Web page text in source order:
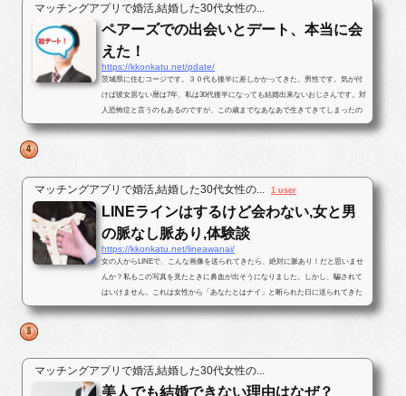
マッチングアプリで婚活,結婚した30代女性の...
ペアーズでの出会いとデート、本当に会
えた！
https://kkonkatu.net/pdate/
茨城県に住むコージです。３０代も後半に差しかかってきた。男性です。気が付
けば彼女居ない暦は7年、私は30代後半になっても結婚出来ないおじさんです。対
人恐怖症と言うのもあるのですが、この歳までなあなあで生きてきてしまったの
で、そろそろ･･･と思いパートナ...
マッチングアプリで婚活,結婚した30代女性の... 1 user
LINEラインはするけど会わない,女と男
の脈なし脈あり,体験談
https://kkonkatu.net/lineawanai/
女の人からLINEで、こんな画像を送られてきたら、絶対に脈あり！だと思いませ
んか？私もこの写真を見たときに鼻血が出そうになりました。しかし、騙されて
はいけません。これは女性から「あなたとはナイ」と断られた日に送られてきた
写真です。最後まで結末を読んで...
マッチングアプリで婚活,結婚した30代女性の...
美人でも結婚できない理由はなぜ？